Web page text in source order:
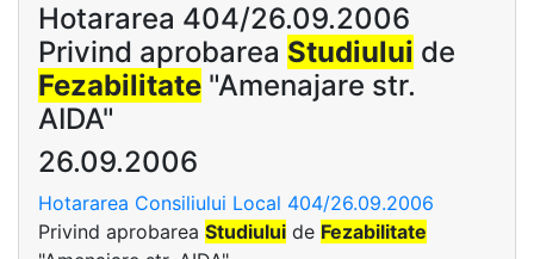
Hotararea 404/26.09.2006
Privind aprobarea Studiului de
Fezabilitate "Amenajare str.
AIDA"
26.09.2006
Hotararea Consiliului Local 404/26.09.2006
Privind aprobarea Studiului de Fezabilitate